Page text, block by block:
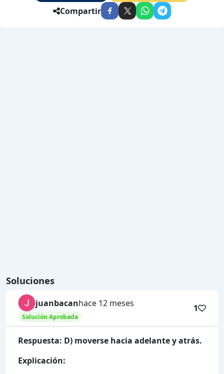
Compartir
Soluciones
juanbacanhace 12 meses
Solución Aprobada
1
Respuesta: D) moverse hacia adelante y atrás.
Explicación: